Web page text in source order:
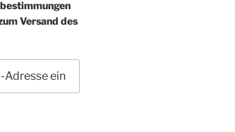
Versand des